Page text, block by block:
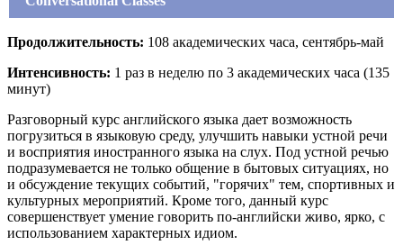
Продолжительность: 108 академических часа, сентябрь-май
Интенсивность: 1 раз в неделю по 3 академических часа (135
минут)
Разговорный курс английского языка дает возможность
погрузиться в языковую среду, улучшить навыки устной речи
и восприятия иностранного языка на слух. Под устной речью
подразумевается не только общение в бытовых ситуациях, но
и обсуждение текущих событий, "горячих" тем, спортивных и
культурных мероприятий. Кроме того, данный курс
совершенствует умение говорить по-английски живо, ярко, с
использованием характерных идиом.